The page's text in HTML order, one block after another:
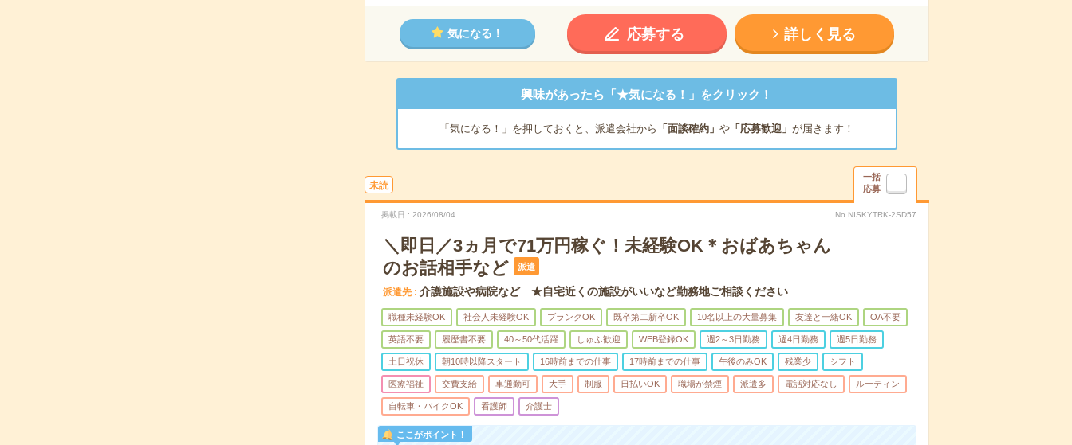
気になる！ 応募する 詳しく見る
興味があったら「★気になる！」をクリック！
「気になる！」を押しておくと、派遣会社から 「面談確約」 や「応募歓迎」 が届きます！
未読
一括
応募
掲載日 2026/08/04 No.NISKYTRK-2SD57
＼即日／3ヵ月で71万円稼ぐ！未経験OK＊おばあちゃん
のお話相手など
派遣
派遣先 介護施設や病院など ★自宅近くの施設がいいなど勤務地ご相談ください
職種未経験OK 社会人未経験OK ブランクOK 既卒第二新卒OK 10名以上の大量募集 友達と一緒OK OA不要
英語不要 履歴書不要 40～50代活躍 しゅふ歓迎 WEB登録OK 週2～3日勤務 週4日勤務 週5日勤務
土日祝休 朝10時以降スタート 16時前までの仕事 17時前までの仕事 午後のみOK 残業少 シフト
医療福祉 交費支給 車通勤可 大手 制服 日払いOK 職場が禁煙 派遣多 電話対応なし ルーティン
自転車・バイクOK 看護師 介護士
ここがポイント！